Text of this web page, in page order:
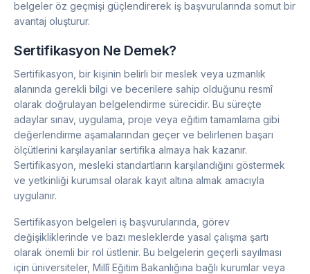
belgeler öz geçmişi güçlendirerek iş başvurularında somut bir
avantaj oluşturur.
Sertifikasyon Ne Demek?
Sertifikasyon, bir kişinin belirli bir meslek veya uzmanlık
alanında gerekli bilgi ve becerilere sahip olduğunu resmî
olarak doğrulayan belgelendirme sürecidir. Bu süreçte
adaylar sınav, uygulama, proje veya eğitim tamamlama gibi
değerlendirme aşamalarından geçer ve belirlenen başarı
ölçütlerini karşılayanlar sertifika almaya hak kazanır.
Sertifikasyon, mesleki standartların karşılandığını göstermek
ve yetkinliği kurumsal olarak kayıt altına almak amacıyla
uygulanır.
Sertifikasyon belgeleri iş başvurularında, görev
değişikliklerinde ve bazı mesleklerde yasal çalışma şartı
olarak önemli bir rol üstlenir. Bu belgelerin geçerli sayılması
için üniversiteler, Millî Eğitim Bakanlığına bağlı kurumlar veya